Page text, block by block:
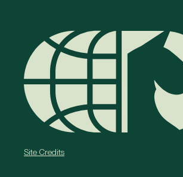
Site Credits